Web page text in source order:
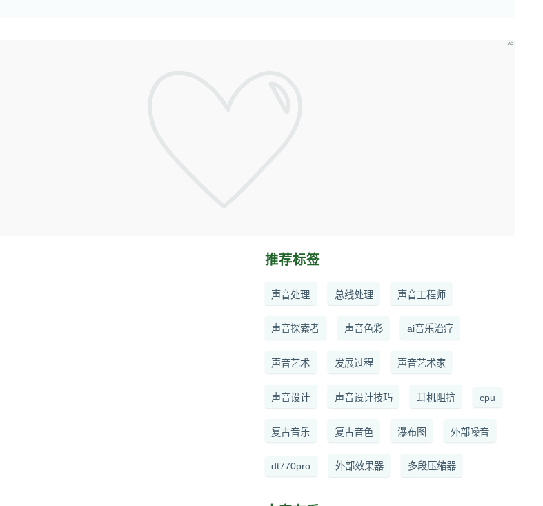
推荐标签
声音处理 总线处理 声音工程师
声音探索者 声音色彩 ai音乐治疗
声音艺术 发展过程 声音艺术家
声音设计 声音设计技巧 耳机阻抗 cpu
复古音乐 复古音色 瀑布图 外部噪音
dt770pro 外部效果器 多段压缩器